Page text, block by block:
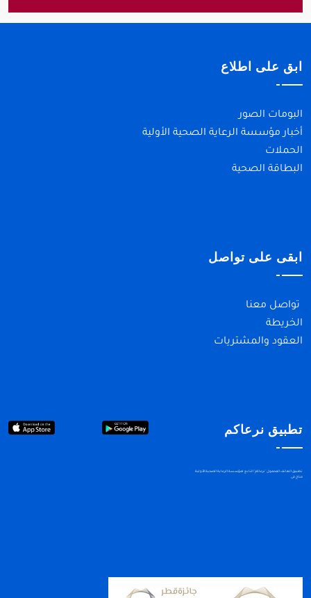
ابق على اطلاع
البومات الصور
أخبار مؤسسة الرعاية الصحية الأولية
الحملات
البطاقة الصحية
ابقى على تواصل
تواصل معنا
الخريطة
العقود والمشتريات
تطبيق نرعاكم
تطبيق الهاتف المحمول "نرعاكم" التابع لمؤسسة الرعاية الصحية الأولية
متاح في